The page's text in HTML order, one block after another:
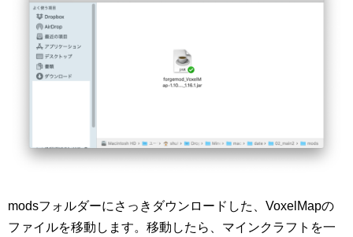
modsフォルダーにさっきダウンロードした、VoxelMapの
ファイルを移動します。移動したら、マインクラフトを一